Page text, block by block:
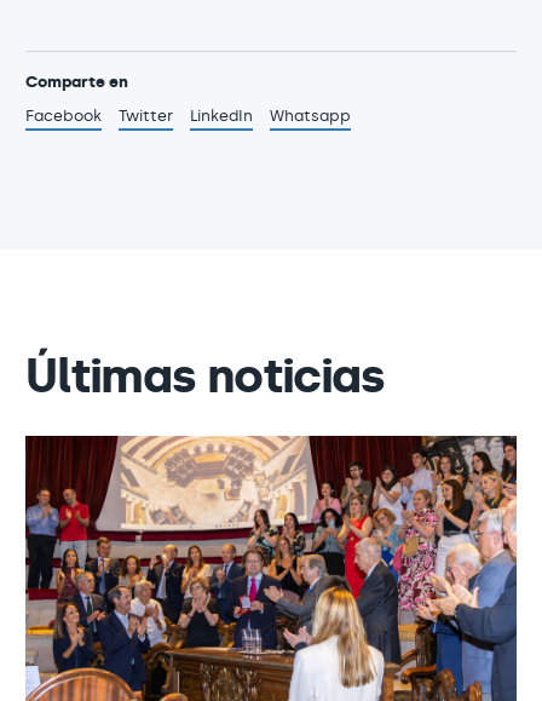
Comparte en
Facebook
Twitter LinkedIn Whatsapp
Últimas noticias